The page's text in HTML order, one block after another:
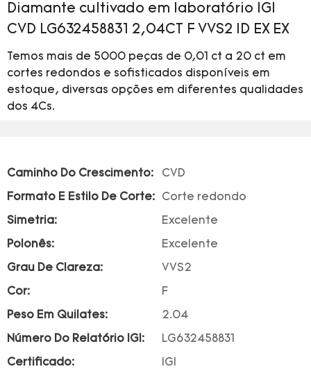
Diamante cultivado em laboratório IGI
CVD LG632458831 2,04CT F VVS2 ID EX EX
Temos mais de 5000 peças de 0,01 ct a 20 ct em
cortes redondos e sofisticados disponíveis em
estoque, diversas opções em diferentes qualidades
dos 4Cs.
Caminho Do Crescimento: CVD
Formato E Estilo De Corte: Corte redondo
Simetria: Excelente
Polonês: Excelente
Grau De Clareza: VVS2
Cor: F
Peso Em Quilates: 2.04
Número Do Relatório IGI: LG632458831
Certificado: IGI